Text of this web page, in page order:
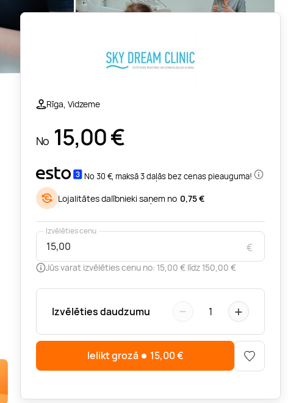
Rīga, Vidzeme
No 15,00€
No 30 €, maksā 3 daļās bez cenas pieauguma!
Lojalitātes dalībnieki saņem no 0,75 €
€
Izvēlēties cenu
Jūs varat izvēlēties cenu no: 15,00 € līdz 150,00 €
Izvēlēties daudzumu − 1 +
Ielikt grozā 15,00€